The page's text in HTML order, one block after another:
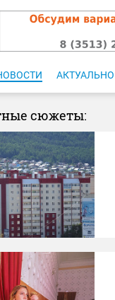
АКТУАЛЬНО
сюжеты: